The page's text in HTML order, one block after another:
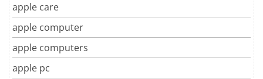
apple care
apple computer
apple computers
apple pc